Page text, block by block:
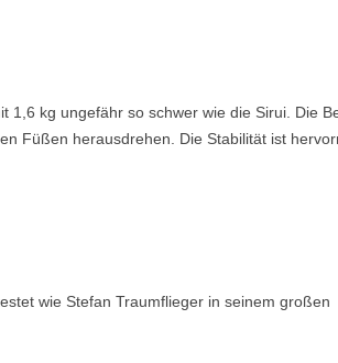
1,6 kg ungefähr so schwer wie die Sirui. Die
Füßen herausdrehen. Die Stabilität ist
wie Stefan Traumflieger in seinem großen